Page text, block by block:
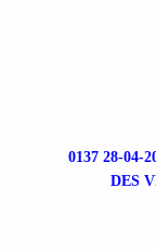
0137 28-04-
DES